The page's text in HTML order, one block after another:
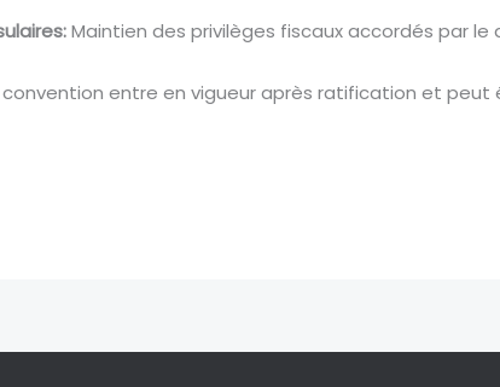
Maintien des privilèges fiscaux accordés par le
convention entre en vigueur après ratification et